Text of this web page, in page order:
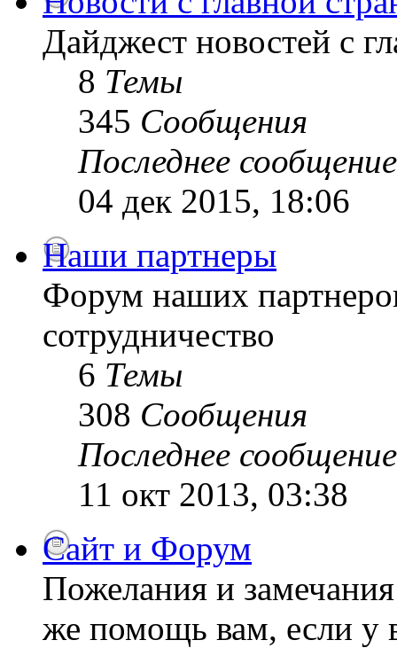
Дайджест новостей с
8 Темы
345 Сообщения
Последнее сообщение
04 дек 2015, 18:06
Наши партнеры
Форум наших
сотрудничество
6 Темы
308 Сообщения
Последнее сообщение
11 окт 2013, 03:38
Сайт и Форум
Пожелания и
же помощь вам, если у